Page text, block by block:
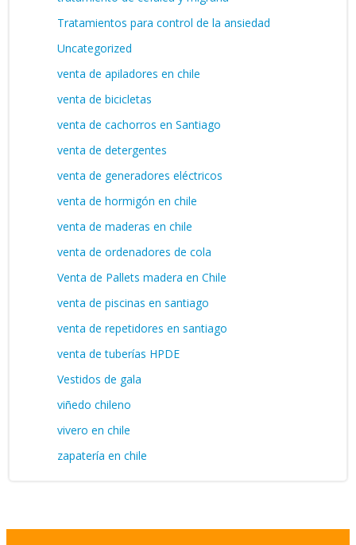
Tratamientos para control de la ansiedad
Uncategorized
venta de apiladores en chile
venta de bicicletas
venta de cachorros en Santiago
venta de detergentes
venta de generadores eléctricos
venta de hormigón en chile
venta de maderas en chile
venta de ordenadores de cola
Venta de Pallets madera en Chile
venta de piscinas en santiago
venta de repetidores en santiago
venta de tuberías HPDE
Vestidos de gala
viñedo chileno
vivero en chile
zapatería en chile